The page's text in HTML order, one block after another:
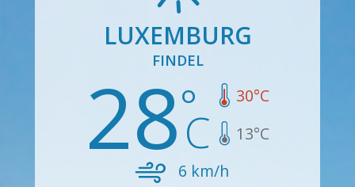
LUXEMBURG
FINDEL
28 30°C
13°C
6 km/h